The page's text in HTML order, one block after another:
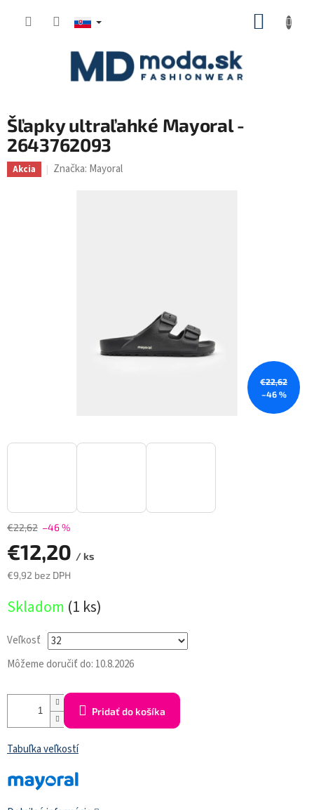
Šľapky ultraľahké Mayoral -
2643762093
Akcia Značka: Mayoral
€22,62
–46 %
€22,62 –46 %
€12,20 / ks
€9,92 bez DPH
cena:
Skladom (1 ks)
Veľkosť
Môžeme doručiť do: 10.8.2026
Pridať do košíka
Tabuľka veľkostí